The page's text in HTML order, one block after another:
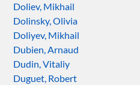
Doliev, Mikhail
Dolinsky, Olivia
Doliyev, Mikhail
Dubien, Arnaud
Dudin, Vitaliy
Duguet, Robert